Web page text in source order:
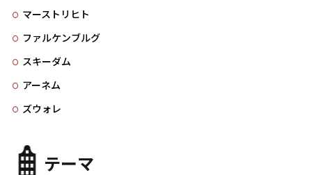
マーストリヒト
ファルケンブルグ
スキーダム
アーネム
ズウォレ
テーマ